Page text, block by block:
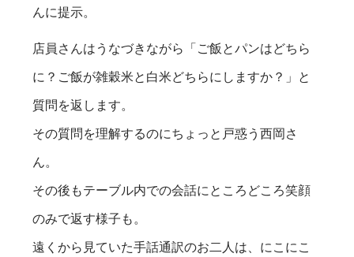
んに提示。
店員さんはうなづきながら「ご飯とパンはどちら
に？ご飯が雑穀米と白米どちらにしますか？」と
質問を返します。
その質問を理解するのにちょっと戸惑う西岡さ
ん。
その後もテーブル内での会話にところどころ笑顔
のみで返す様子も。
遠くから見ていた手話通訳のお二人は、にこにこ